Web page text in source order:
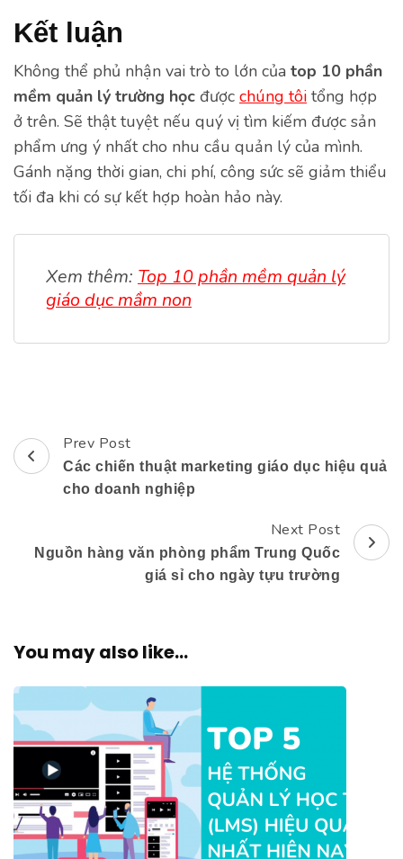
Kết luận
Không thể phủ nhận vai trò to lớn của top 10 phần
mềm quản lý trường học được chúng tôi tổng hợp
ở trên. Sẽ thật tuyệt nếu quý vị tìm kiếm được sản
phẩm ưng ý nhất cho nhu cầu quản lý của mình.
Gánh nặng thời gian, chi phí, công sức sẽ giảm thiểu
tối đa khi có sự kết hợp hoàn hảo này.
Xem thêm: Top 10 phần mềm quản lý
giáo dục mầm non
Post
Navigation
Prev Post
Các chiến thuật marketing giáo dục hiệu quả
cho doanh nghiệp
Next Post
Nguồn hàng văn phòng phẩm Trung Quốc
giá sỉ cho ngày tựu trường
You may also like...